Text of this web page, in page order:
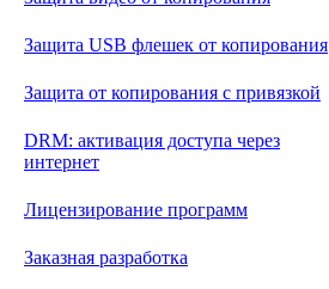
Защита USB флешек от копирования
Защита от копирования с привязкой
DRM: активация доступа через
интернет
Лицензирование программ
Заказная разработка